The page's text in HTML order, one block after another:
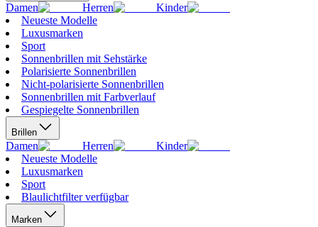
Damen Herren
Kinder
Neueste Modelle
Luxusmarken
Sport
Sonnenbrillen mit Sehstärke
Polarisierte Sonnenbrillen
Nicht-polarisierte Sonnenbrillen
Sonnenbrillen mit Farbverlauf
Gespiegelte Sonnenbrillen
Brillen
Damen Herren
Kinder
Neueste Modelle
Luxusmarken
Sport
Blaulichtfilter verfügbar
Marken